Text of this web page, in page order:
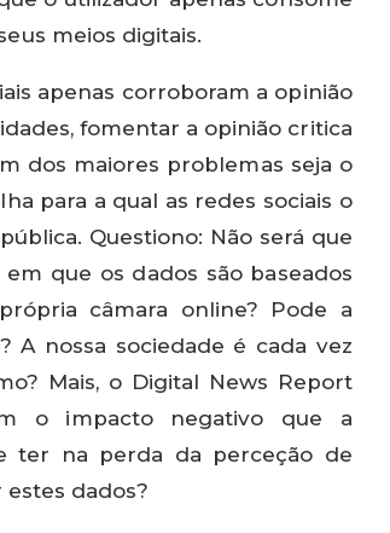
meios digitais.
apenas corroboram a opinião
fomentar a opinião critica
dos maiores problemas seja o
para a qual as redes sociais o
Questiono: Não será que
que os dados são baseados
câmara online? Pode a
A nossa sociedade é cada vez
Mais, o Digital News Report
o impacto negativo que a
ter na perda da perceção de
dados?